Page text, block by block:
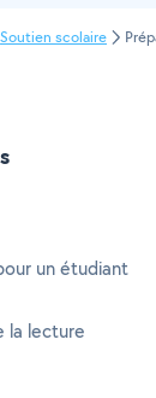
Soutien scolaire
un étudiant
la lecture